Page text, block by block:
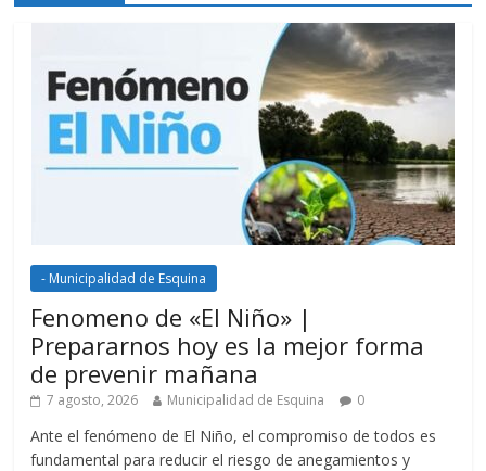
- Municipalidad de Esquina
Fenomeno de «El Niño» |
Prepararnos hoy es la mejor forma
de prevenir mañana
7 agosto, 2026 Municipalidad de Esquina 0
Ante el fenómeno de El Niño, el compromiso de todos es
fundamental para reducir el riesgo de anegamientos y